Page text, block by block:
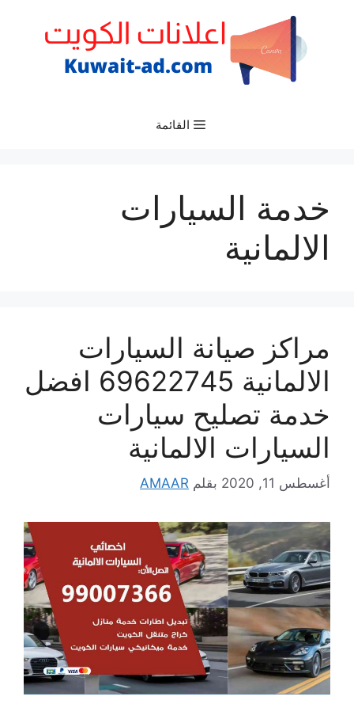
القائمة
خدمة السيارات
الالمانية
مراكز صيانة السيارات
الالمانية 69622745 افضل
خدمة تصليح سيارات
السيارات الالمانية
أغسطس 11, 2020 بقلم AMAAR